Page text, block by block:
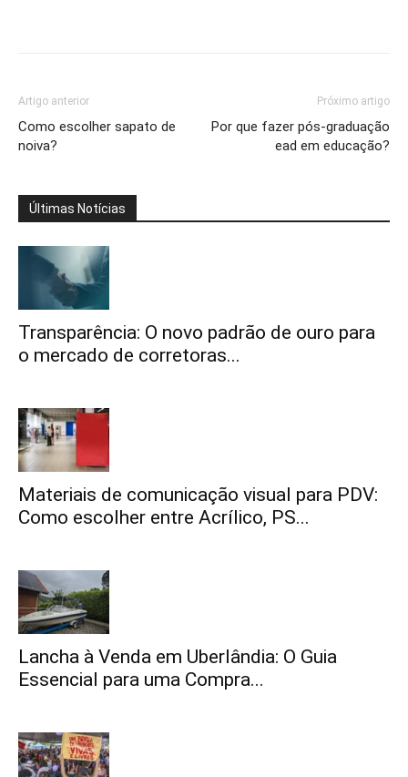
Artigo anterior
Como escolher sapato de
noiva?
Próximo artigo
Por que fazer pós-graduação
ead em educação?
Últimas Notícias
Transparência: O novo padrão de ouro para
o mercado de corretoras...
Materiais de comunicação visual para PDV:
Como escolher entre Acrílico, PS...
Lancha à Venda em Uberlândia: O Guia
Essencial para uma Compra...